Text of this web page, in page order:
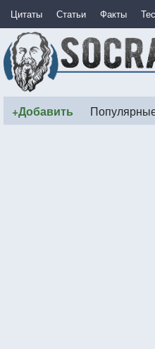
Цитаты Статьи Факты
+Добавить